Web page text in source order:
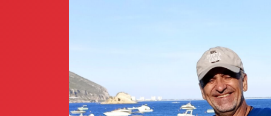
Le testimonianze Club
La fondatrice Valeria